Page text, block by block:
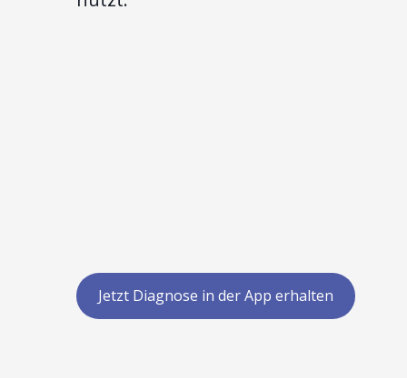
Jetzt Diagnose in der App erhalten